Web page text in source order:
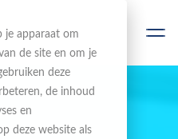
je apparaat om
de site en om je
deze
de inhoud
en
deze website als